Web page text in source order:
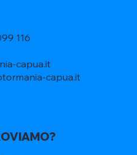
116
capua.it
capua.it